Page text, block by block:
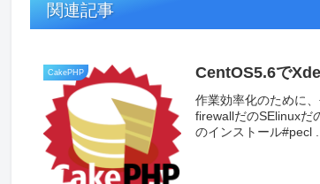
関連記事
CakePHP CentOS5.6で
作業効率化のために
firewallだのSElinuxだ
のインストール#pecl ...